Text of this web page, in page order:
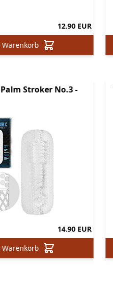
12.90 EUR
Stroker No.3 -
14.90 EUR